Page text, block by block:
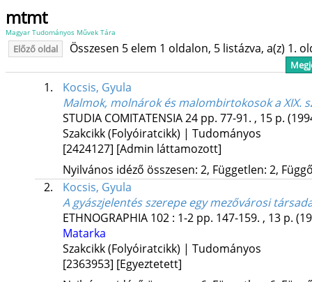
mtmt
Magyar Tudományos Művek Tára
Előző oldal Összesen 5 elem 1 oldalon, 5 listázva, a(z) 1.
1.
Kocsis, Gyula
Malmok, molnárok és malombirtokosok a XIX.
STUDIA COMITATENSIA24 pp. 77-91. , 15 p.
Szakcikk (Folyóiratcikk) | Tudományos
[2424127] [Admin láttamozott]
Nyilvános idéző összesen: 2, Független: 2,
2.
Kocsis, Gyula
A gyászjelentés szerepe egy mezővárosi
ETHNOGRAPHIA 102: 1-2 pp. 147-159. , 13 p.
Matarka
Szakcikk (Folyóiratcikk) | Tudományos
[2363953] [Egyeztetett]